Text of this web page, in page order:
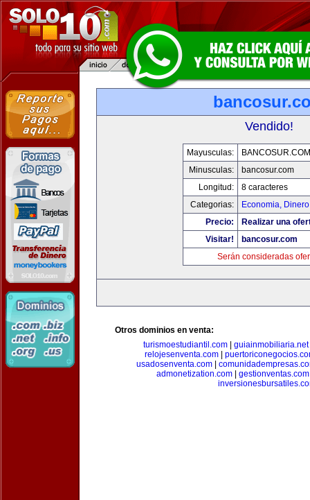
Vendido!
Mayusculas:
BANCOSUR.COM
Minusculas:
bancosur.com
Longitud:
8 caracteres
Categorias:
Economia,
Precio:
Realizar una
Visitar!
bancosur.com
Serán consideradas
Otros dominios en venta:
turismoestudiantil.com| guiainmobiliaria.net
relojesenventa.com|
usadosenventa.com|
admonetization.com| gestionventas.com